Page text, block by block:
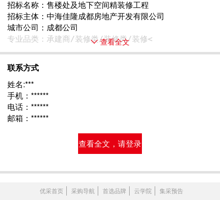
招标名称：售楼处及地下空间精装修工程
招标主体：中海佳隆成都房地产开发有限公司
城市公司：成都公司
专业品类：承建商/装修类/装修类/装修<
查看全文
联系方式
姓名:***
手机：******
电话：******
邮箱：******
查看全文，请登录
优采首页 采购导航 首选品牌 云学院 集采预告